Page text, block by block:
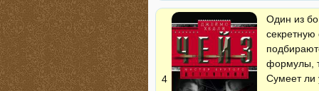
4
Один из
формулы,
Сумеет ли